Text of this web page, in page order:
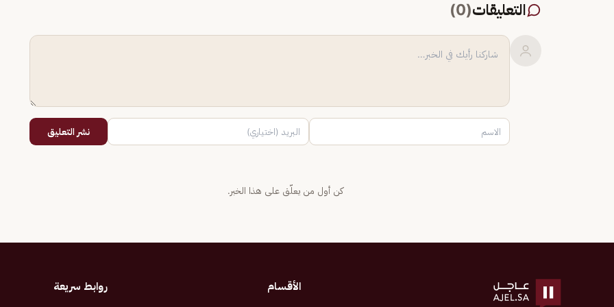
التعليقات(
0
)
نشر التعليق
كن أول من يعلّق على هذا الخبر.
الأقسام روابط سريعة